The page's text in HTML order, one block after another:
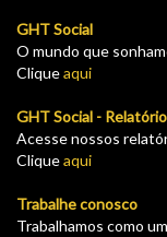
GHT Social
O mundo que
Cliqueaqui
GHT Social -
Acesse nossos
Cliqueaqui
Trabalhe conosco
Trabalhamos como